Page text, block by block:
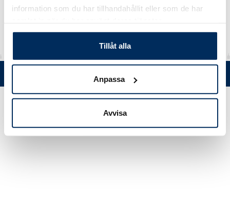
information som du har tillhandahållit eller som de har
Tillåt alla
Anpassa
Avvisa
Tel. +358 (0)19 5215 200 • Mustanlähteentie 5, FIN 07230 Askola •
© Muovi-Heljanko Oy •Cookie inställningar